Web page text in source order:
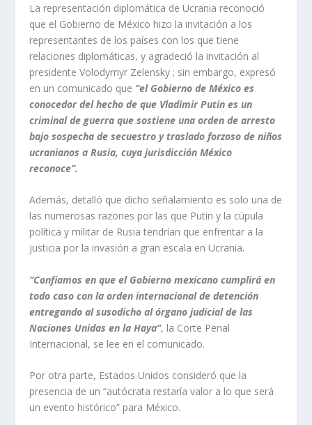
La representación diplomática de Ucrania reconoció
que el Gobierno de México hizo la invitación a los
representantes de los países con los que tiene
relaciones diplomáticas, y agradeció la invitación al
presidente Volodymyr Zelensky ; sin embargo, expresó
en un comunicado que “el Gobierno de México es
conocedor del hecho de que Vladimir Putin es un
criminal de guerra que sostiene una orden de arresto
bajo sospecha de secuestro y traslado forzoso de niños
ucranianos a Rusia, cuya jurisdicción México
reconoce”.
Además, detalló que dicho señalamiento es solo una de
las numerosas razones por las que Putin y la cúpula
política y militar de Rusia tendrían que enfrentar a la
justicia por la invasión a gran escala en Ucrania.
“Confiamos en que el Gobierno mexicano cumplirá en
todo caso con la orden internacional de detención
entregando al susodicho al órgano judicial de las
Naciones Unidas en la Haya”, la Corte Penal
Internacional, se lee en el comunicado.
Por otra parte, Estados Unidos consideró que la
presencia de un “autócrata restaría valor a lo que será
un evento histórico” para México.